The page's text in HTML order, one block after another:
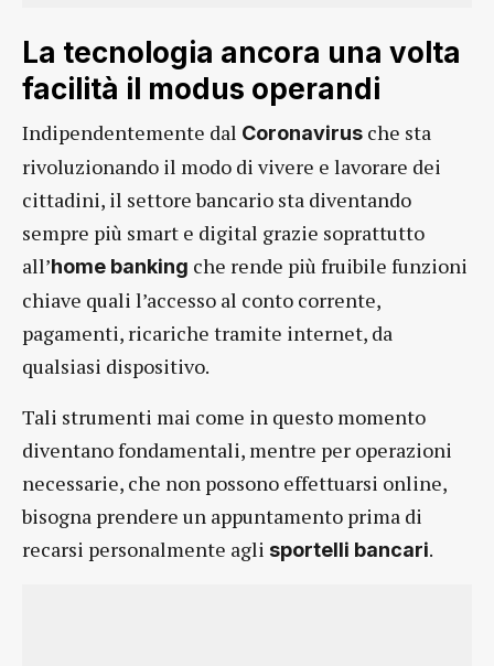
La tecnologia ancora una volta
facilità il modus operandi
Indipendentemente dal Coronavirus che sta
rivoluzionando il modo di vivere e lavorare dei
cittadini, il settore bancario sta diventando
sempre più smart e digital grazie soprattutto
all’home banking che rende più fruibile funzioni
chiave quali l’accesso al conto corrente,
pagamenti, ricariche tramite internet, da
qualsiasi dispositivo.
Tali strumenti mai come in questo momento
diventano fondamentali, mentre per operazioni
necessarie, che non possono effettuarsi online,
bisogna prendere un appuntamento prima di
recarsi personalmente agli sportelli bancari.